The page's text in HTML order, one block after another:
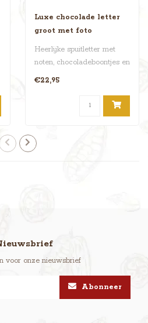
Luxe chocolade letter
groot met foto
Heerlijke spuitletter met
noten, chocoladeboontjes en
Sinterklaaslekkernij. Extr..
€22,95
voor onze nieuwsbrief
Abonneer